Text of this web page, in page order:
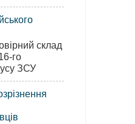
склад
го
ЗСУ